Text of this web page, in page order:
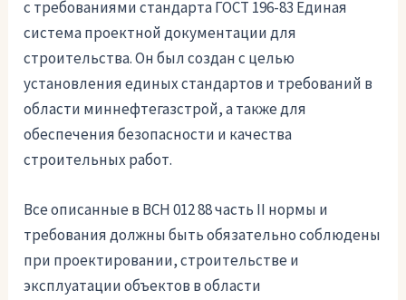
с требованиями стандарта ГОСТ 196-83 Единая
система проектной документации для
строительства. Он был создан с целью
установления единых стандартов и требований в
области миннефтегазстрой, а также для
обеспечения безопасности и качества
строительных работ.
Все описанные в ВСН 012 88 часть II нормы и
требования должны быть обязательно соблюдены
при проектировании, строительстве и
эксплуатации объектов в области